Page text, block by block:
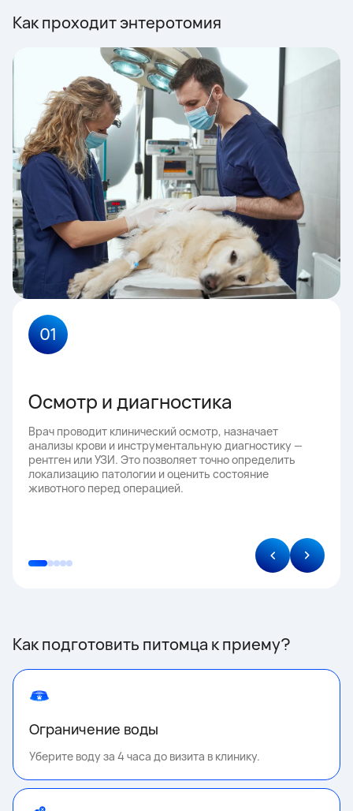
Как проходит энтеротомия
01
Осмотр и диагностика
Врач проводит клинический осмотр, назначает
анализы крови и инструментальную диагностику —
рентген или УЗИ. Это позволяет точно определить
локализацию патологии и оценить состояние
животного перед операцией.
Как подготовить питомца к приему?
Ограничение воды
Уберите воду за 4 часа до визита в клинику.